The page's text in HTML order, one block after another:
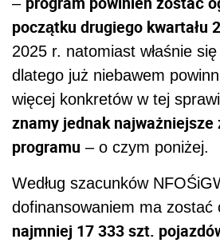
początku drugiego kwartału
2025 r. natomiast właśnie
dlatego już niebawem
więcej konkretów w tej
znamy jednak najważniejsze
programu – o czym poniżej.
Według szacunków
dofinansowaniem ma zostać
najmniej 17 333 szt.